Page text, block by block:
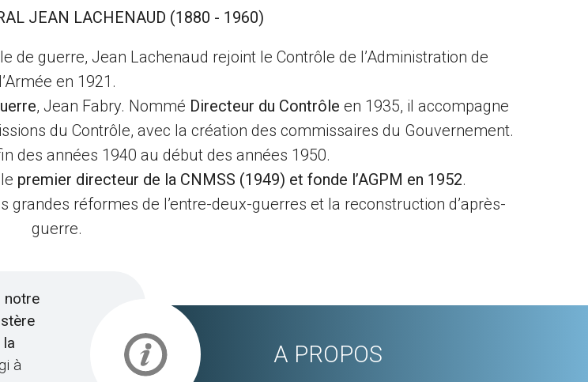
JEAN LACHENAUD (1880 - 1960)
de guerre, Jean Lachenaud rejoint le Contrôle de l’Administration de
l’Armée en 1921.
, Jean Fabry. Nommé Directeur du Contrôle en 1935, il accompagne
du Contrôle, avec la création des commissaires du Gouvernement.
des années 1940 au début des années 1950.
premier directeur de la CNMSS (1949) et fonde l’AGPM en 1952.
grandes réformes de l’entre-deux-guerres et la reconstruction d’après-
guerre.
notre
à
A PROPOS